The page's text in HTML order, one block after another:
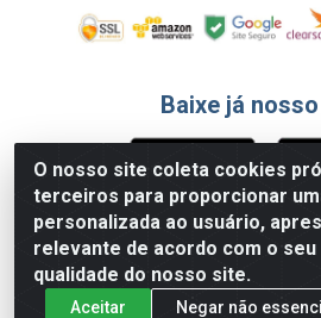
O nosso site coleta cookies
terceiros para proporcionar
personalizada ao usuário,
relevante de acordo com o
qualidade do nosso site.
Aceitar
Negar não
Baixe já
Formas de